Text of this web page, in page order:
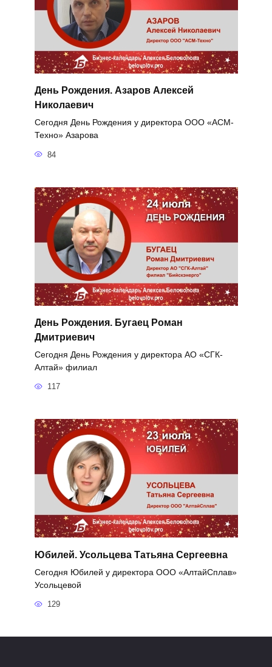
День Рождения. Азаров Алексей
Николаевич
Сегодня День Рождения у директора ООО «АСМ-
Техно» Азарова
84
День Рождения. Бугаец Роман
Дмитриевич
Сегодня День Рождения у директора АО «СГК-
Алтай» филиал
117
Юбилей. Усольцева Татьяна Сергеевна
Сегодня Юбилей у директора ООО «АлтайСплав»
Усольцевой
129